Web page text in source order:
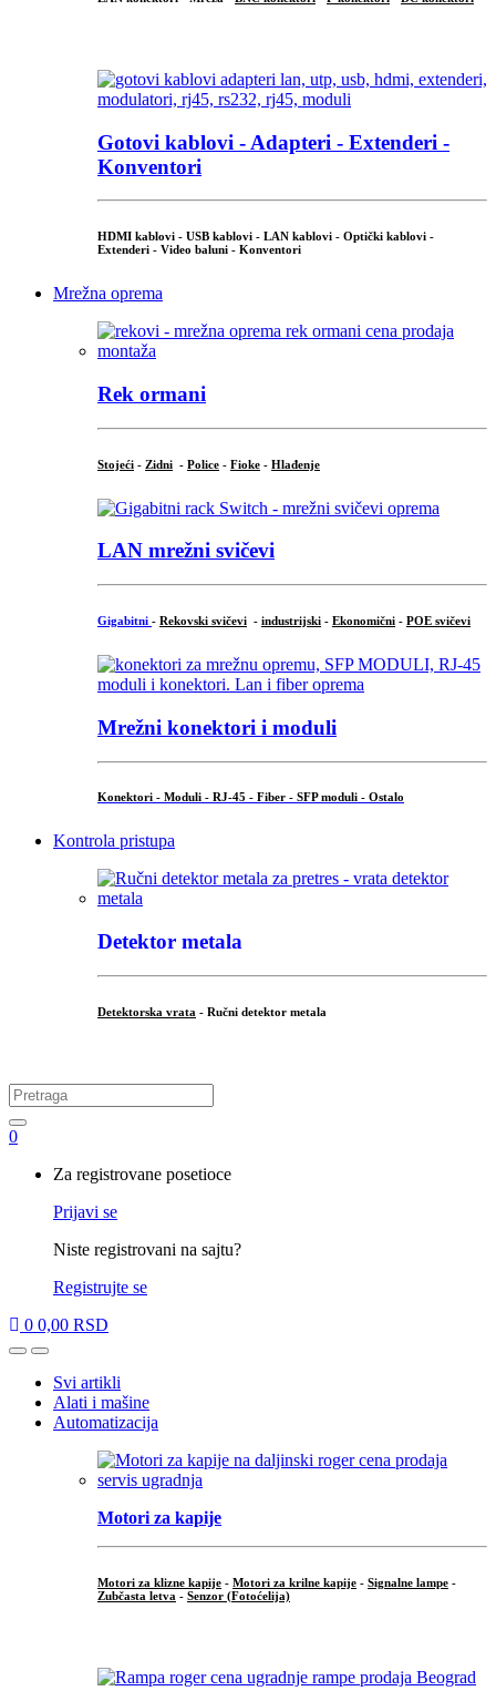
Gotovi kablovi - Adapteri - Extenderi -
Konventori
HDMI kablovi - USB kablovi - LAN kablovi - Optički kablovi -
Extenderi - Video baluni - Konventori
Mrežna oprema
Rek ormani
Stojeći - Zidni - Police - Fioke - Hlađenje
LAN mrežni svičevi
Gigabitni - Rekovski svičevi - industrijski - Ekonomični - POE svičevi
Mrežni konektori i moduli
Konektori - Moduli - RJ-45 - Fiber - SFP moduli - Ostalo
Kontrola pristupa
Detektor metala
Detektorska vrata - Ručni detektor metala
Search for:
0
Za registrovane posetioce
Prijavi se
Niste registrovani na sajtu?
Registrujte se
0 0,00 RSD
OpenClose
Svi artikli
Alati i mašine
Automatizacija
Motori za kapije
Motori za klizne kapije - Motori za krilne kapije - Signalne lampe -
Zubčasta letva - Senzor (Fotoćelija)